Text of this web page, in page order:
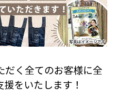
く全てのお客様に全
をいたします！